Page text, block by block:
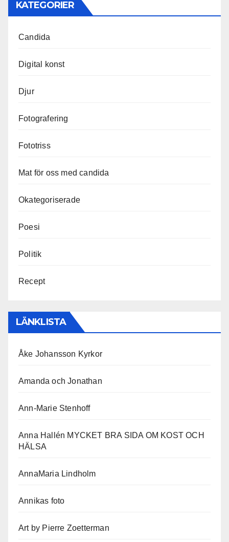
KATEGORIER
Candida
Digital konst
Djur
Fotografering
Fototriss
Mat för oss med candida
Okategoriserade
Poesi
Politik
Recept
LÄNKLISTA
Åke Johansson Kyrkor
Amanda och Jonathan
Ann-Marie Stenhoff
Anna Hallén MYCKET BRA SIDA OM KOST OCH
HÄLSA
AnnaMaria Lindholm
Annikas foto
Art by Pierre Zoetterman